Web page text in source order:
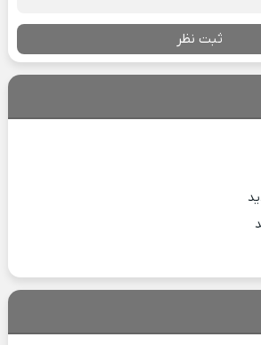
ثبت نظر